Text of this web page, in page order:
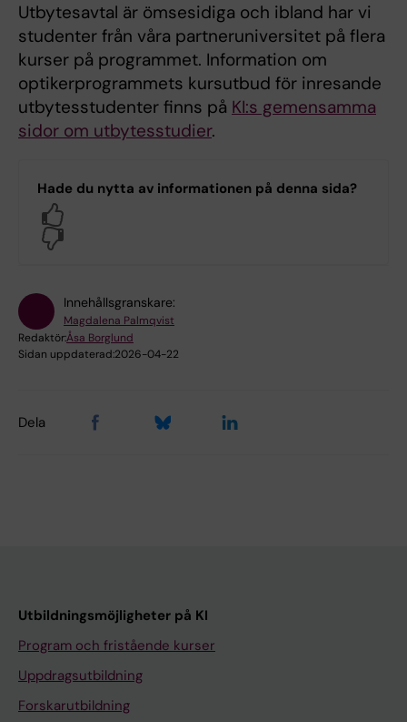
Utbytesavtal är ömsesidiga och ibland har vi
studenter från våra partneruniversitet på flera
kurser på programmet. Information om
optikerprogrammets kursutbud för inresande
utbytesstudenter finns på KI:s gemensamma
sidor om utbytesstudier.
Hade du nytta av informationen på denna sida?
Innehållsgranskare:
Magdalena Palmqvist
Redaktör:Åsa Borglund
Sidan uppdaterad:2026-04-22
Dela
Utbildningsmöjligheter på KI
Program och fristående kurser
Uppdragsutbildning
Forskarutbildning